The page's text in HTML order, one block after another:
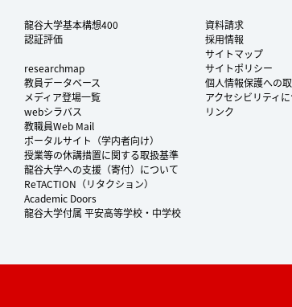
龍谷大学基本構想400
認証評価
researchmap
教員データベース
メディア登場一覧
webシラバス
教職員Web Mail
ポータルサイト（学内者向け）
授業等の休講措置に関する取扱基準
龍谷大学への支援（寄付）について
ReTACTION（リタクション）
Academic Doors
龍谷大学付属 平安高等学校・中学校
資料請求
採用情報
サイトマップ
サイトポリシー
個人情報保護への
アクセシビリティ
リンク